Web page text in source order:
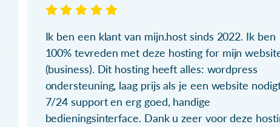
Ik ben een klant van mijn.host sinds 2022. Ik ben
100% tevreden met deze hosting for mijn
(business). Dit hosting heeft alles: wordpress
ondersteuning, laag prijs als je een website
7/24 support en erg goed, handige
bedieningsinterface. Dank u zeer voor deze